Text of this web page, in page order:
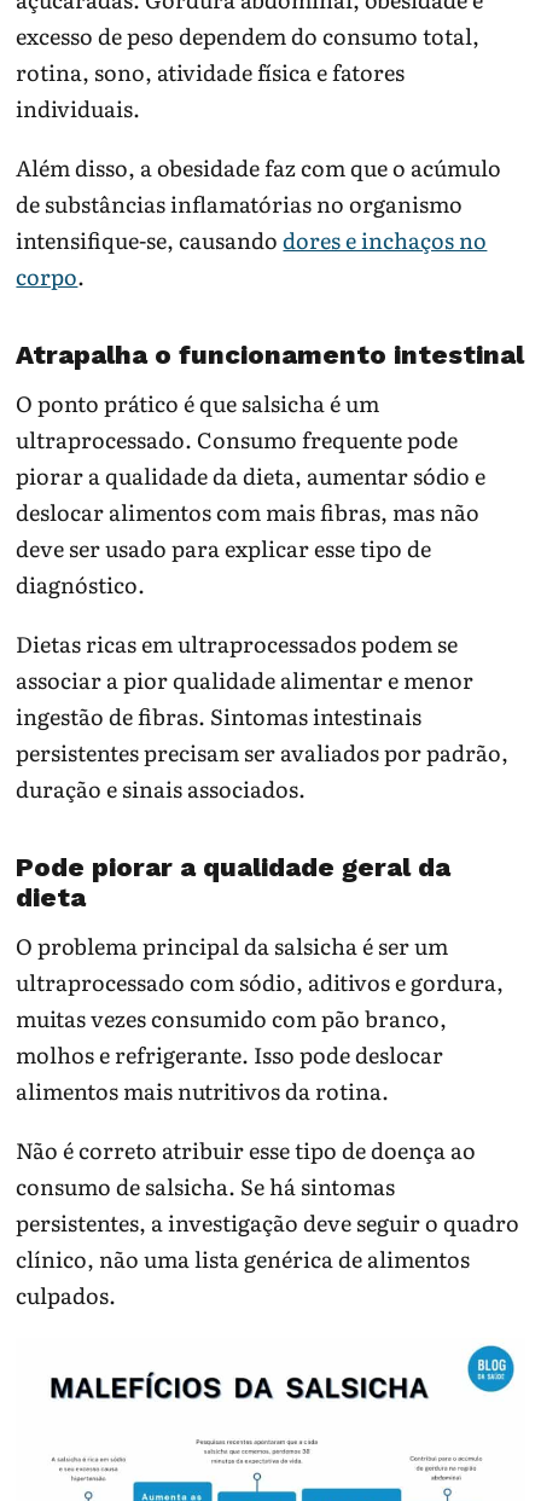
excesso de peso dependem do consumo total,
rotina, sono, atividade física e fatores
individuais.
Além disso, a obesidade faz com que o acúmulo
de substâncias inflamatórias no organismo
intensifique-se, causandodores e inchaços no
corpo.
Atrapalha o funcionamento intestinal
O ponto prático é que salsicha é um
ultraprocessado. Consumo frequente pode
piorar a qualidade da dieta, aumentar sódio e
deslocar alimentos com mais fibras, mas não
deve ser usado para explicar esse tipo de
diagnóstico.
Dietas ricas em ultraprocessados podem se
associar a pior qualidade alimentar e menor
ingestão de fibras. Sintomas intestinais
persistentes precisam ser avaliados por padrão,
duração e sinais associados.
Pode piorar a qualidade geral da
dieta
O problema principal da salsicha é ser um
ultraprocessado com sódio, aditivos e gordura,
muitas vezes consumido com pão branco,
molhos e refrigerante. Isso pode deslocar
alimentos mais nutritivos da rotina.
Não é correto atribuir esse tipo de doença ao
consumo de salsicha. Se há sintomas
persistentes, a investigação deve seguir o quadro
clínico, não uma lista genérica de alimentos
culpados.